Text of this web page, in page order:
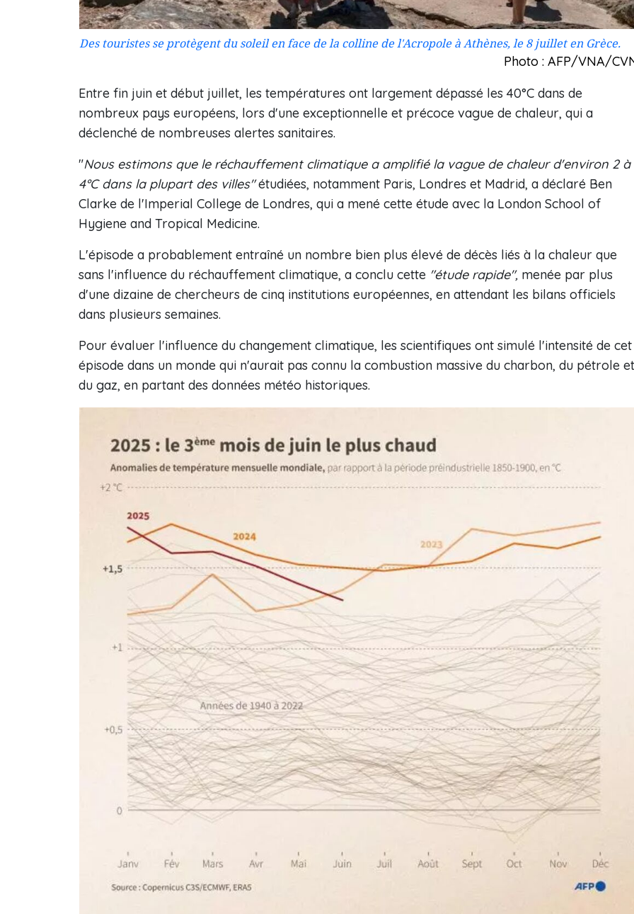
Des touristes se protègent du soleil en face de la colline de l'Acropole à Athènes, le 8 juillet en Grèce.
Photo : AFP/VNA/
Entre fin juin et début juillet, les températures ont largement dépassé les 40°C dans de
nombreux pays européens, lors d'une exceptionnelle et précoce vague de chaleur, qui a
déclenché de nombreuses alertes sanitaires.
"Nous estimons que le réchauffement climatique a amplifié la vague de chaleur d'environ 2 à
4°C dans la plupart des villes"étudiées, notamment Paris, Londres et Madrid, a déclaré Ben
Clarke de l'Imperial College de Londres, qui a mené cette étude avec la London School of
Hygiene and Tropical Medicine.
L'épisode a probablement entraîné un nombre bien plus élevé de décès liés à la chaleur que
sans l'influence du réchauffement climatique, a conclu cette "étude rapide", menée par plus
d'une dizaine de chercheurs de cinq institutions européennes, en attendant les bilans officiels
dans plusieurs semaines.
Pour évaluer l'influence du changement climatique, les scientifiques ont simulé l'intensité de cet
épisode dans un monde qui n'aurait pas connu la combustion massive du charbon, du pétrole et
du gaz, en partant des données météo historiques.